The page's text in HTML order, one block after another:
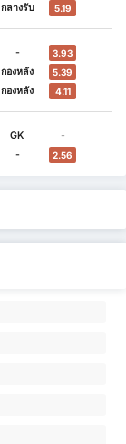
กลางรับ 5.19
- 3.93
กองหลัง 5.39
กองหลัง 4.11
GK
-
- 2.56